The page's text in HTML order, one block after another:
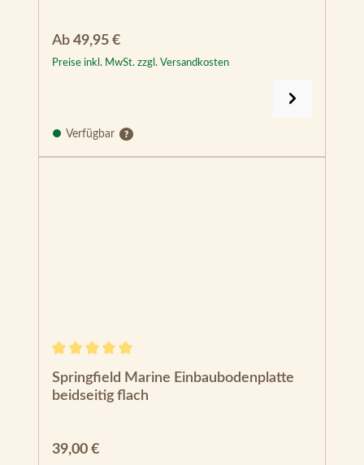
Regulärer Preis:
Ab 49,95 €
Preise inkl. MwSt. zzgl. Versandkosten
Verfügbar
Durchschnittliche Bewertung von 5 von 5 Sternen
Springfield Marine Einbaubodenplatte
beidseitig flach
Regulärer Preis:
39,00 €